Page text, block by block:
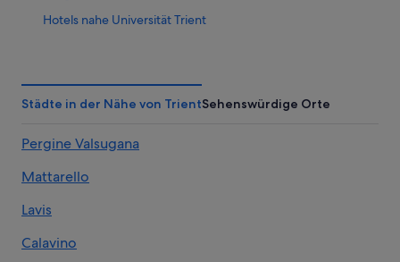
Hotels nahe Universität Trient
Villen in Trentino-Südtirol
Gasthöfe in Provinz Trento
Hotels mit Whirlpool in Trient
Hotels mit WLAN in Trient
Städte in der Nähe von TrientSehenswürdige Orte
Pergine Valsugana
Mattarello
Lavis
Calavino